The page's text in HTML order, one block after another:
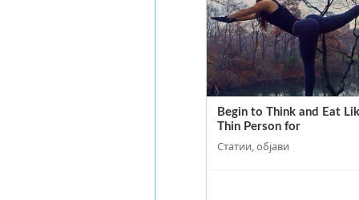
Begin to Think and Eat
Thin Person for
Статии, објави